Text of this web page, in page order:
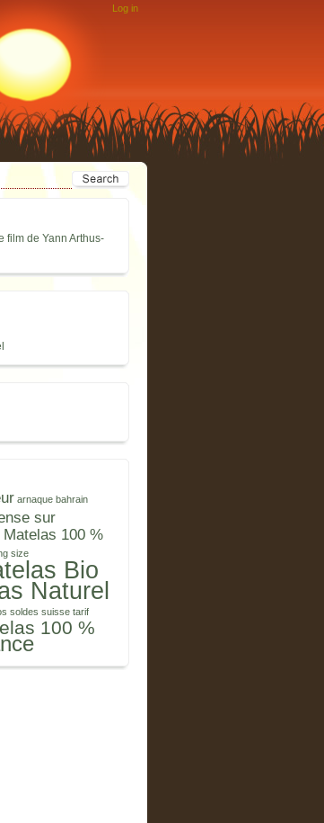
Log in
film de Yann Arthus-
arnaque bahrain
sur
Matelas 100 %
size
Bio
Naturel
soldes suisse tarif
100 %